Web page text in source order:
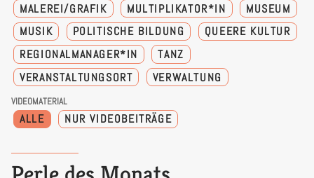
MALEREI/GRAFIK
MULTIPLIKATOR*IN
MUSEUM
MUSIK
POLITISCHE BILDUNG
QUEERE KULTUR
REGIONALMANAGER*IN
TANZ
VERANSTALTUNGSORT
VERWALTUNG
VIDEOMATERIAL
ALLE NUR VIDEOBEITRÄGE